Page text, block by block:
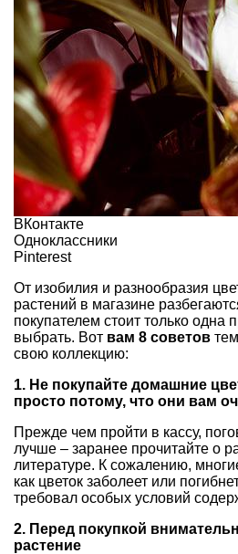
ВКонтакте
Одноклассники
Pinterest
От изобилия и разнообразия
растений в магазине
покупателем стоит только одна
выбрать. Вот вам 8 советов
свою коллекцию:
1. Не покупайте домашние
просто потому, что они вам
Прежде чем пройти в кассу,
лучше – заранее прочитайте о
литературе. К сожалению,
как цветок заболеет или
требовал особых условий
2. Перед покупкой
растение